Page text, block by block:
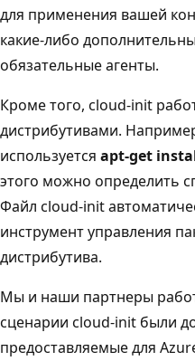
для применения вашей
какие-либо
обязательные агенты.
Кроме того, cloud-init
дистрибутивами.
используется apt-get
этого можно определить
Файл cloud-init
инструмент управления
дистрибутива.
Мы и наши партнеры
сценарии cloud-init были
предоставляемые для